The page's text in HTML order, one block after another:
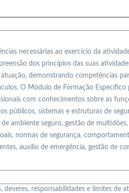
necessárias ao exercício da
dos princípios das suas
demonstrando competências
O Módulo de Formação Específico
com conhecimentos sobre as
públicos, sistemas e estruturas de
ambiente seguro, gestão de
normas de segurança,
auxílio de emergência, gestão de
responsabilidades e limites de